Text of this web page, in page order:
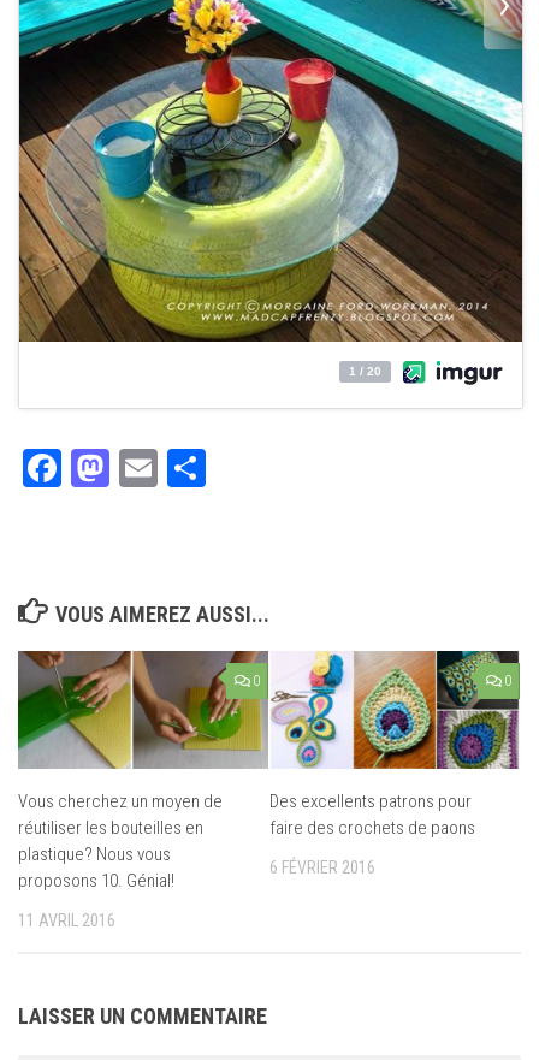
Facebook
Mastodon
Email
VOUS AIMEREZ AUSSI...
0
Vous cherchez un moyen de
réutiliser les bouteilles en
plastique? Nous vous
proposons 10. Génial!
11 AVRIL 2016
0
Des excellents patrons pour
faire des crochets de paons
6 FÉVRIER 2016
LAISSER UN COMMENTAIRE